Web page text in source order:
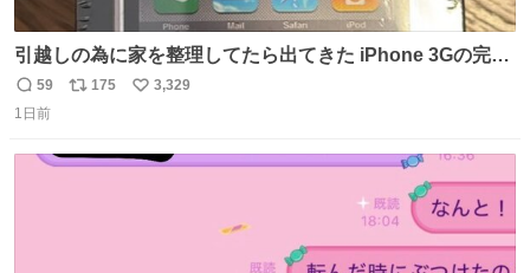
引越しの為に家を整理してたら出てきた iPhone 3Gの完全
未開封品 かなり前に楽天だかで買った多分未使用のデモ機
で-が出るのだと思うんだよね ヤフオクで売れてない190万
本初のモデルではあるけど´д` ; #Apple #iPhone3G
返
信
59
リ
ト
175
い
数
3,329
1日前